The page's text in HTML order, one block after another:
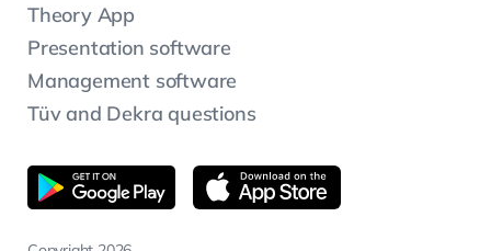
Theory App
Presentation software
Management software
Tüv and Dekra questions